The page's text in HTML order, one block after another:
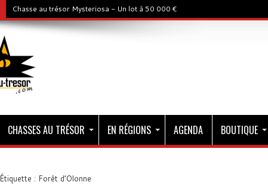
Chasse au trésor Mysteriosa - Un lot à 50 000 €
CHASSES AU TRÉSOR EN RÉGIONS AGENDA BOUTIQUE
Étiquette : Forêt d’Olonne